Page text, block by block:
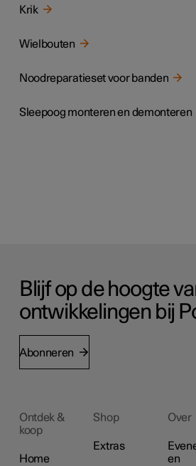
Krik
Wielbouten
Noodreparatieset voor banden
Sleepoog monteren en demonteren
Blijf op de hoogte
ontwikkelingen bij
Abonneren
Ontdek &
koop
Home
Shop
Extras
Over
en